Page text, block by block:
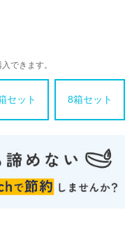
できます。
セット 8箱セット